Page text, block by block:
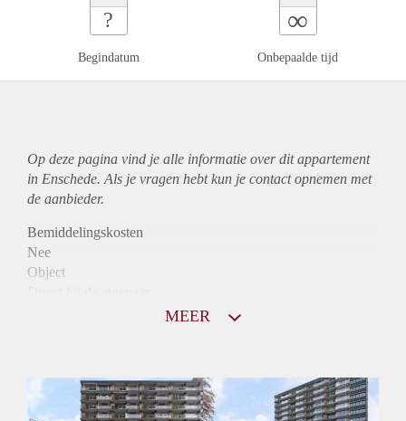
?
Begindatum
∞
Onbepaalde tijd
Op deze pagina vind je alle informatie over ditappartement
in Enschede. Als je vragen hebt kun je contact opnemen met
de aanbieder.
Bemiddelingskosten
Nee
Object
Huurtoeslag
Mogelijk
MEER